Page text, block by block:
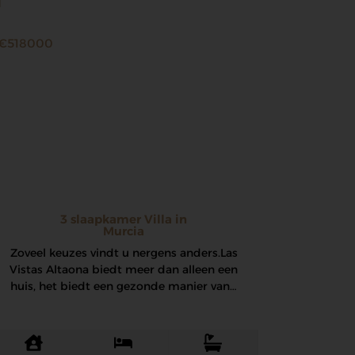
3 slaapkamer Villa in
Murcia
Zoveel keuzes vindt u nergens anders. Las
Vistas Altaona biedt meer dan alleen een
huis, het biedt een gezonde manier van…